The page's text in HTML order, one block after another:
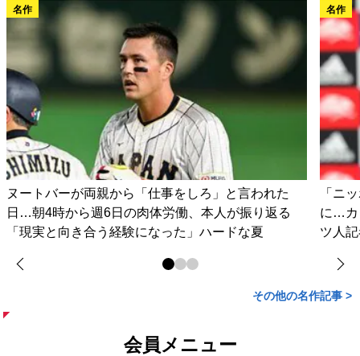
名作
ヌートバーが両親から「仕事をしろ」と言われた
日…朝4時から週6日の肉体労働、本人が振り返る
「現実と向き合う経験になった」ハードな夏
名作
「ニ
に…カ
ツ人
その他の名作記事 >
会員メニュー